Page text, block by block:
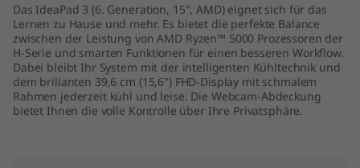
Das IdeaPad 3 (6. Generation, 15", AMD) eignet sich für das
Lernen zu Hause und mehr. Es bietet die perfekte Balance
zwischen der Leistung von AMD Ryzen™ 5000 Prozessoren der
H-Serie und smarten Funktionen für einen besseren Workflow.
Dabei bleibt Ihr System mit der intelligenten Kühltechnik und
dem brillanten 39,6 cm (15,6") FHD-Display mit schmalem
Rahmen jederzeit kühl und leise. Die Webcam-Abdeckung
bietet Ihnen die volle Kontrolle über Ihre Privatsphäre.